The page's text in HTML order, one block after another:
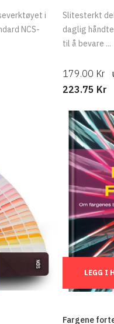
i
NCS-
Slitesterkt
daglig
til å bevare ...
179.00 Kr
223.75 Kr
LEGG I
Fargene